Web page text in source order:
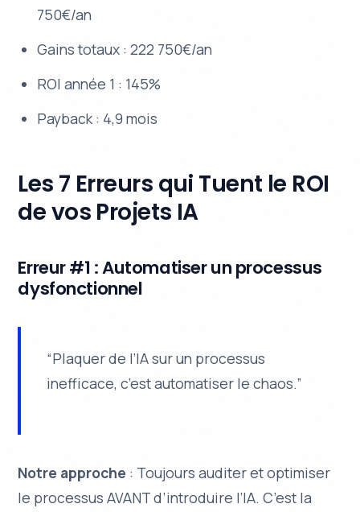
750€/an
Gains totaux : 222 750€/an
ROI année 1 : 145%
Payback : 4,9 mois
Les 7 Erreurs qui Tuent le ROI
de vos Projets IA
Erreur #1 : Automatiser un processus
dysfonctionnel
“Plaquer de l’IA sur un processus
inefficace, c’est automatiser le chaos.”
Notre approche : Toujours auditer et optimiser
le processus AVANT d’introduire l’IA. C’est la